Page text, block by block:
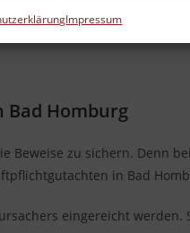
Impressum
Homburg
Beweise zu sichern. Denn
in Bad
eingereicht werden.